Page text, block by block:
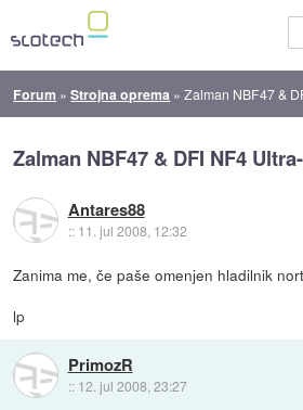
Forum »Strojna oprema »Zalman NBF47 &
Zalman NBF47 & DFI NF4
Antares88
:: 11. jul 2008, 12:32
Zanima me, če paše omenjen hladilnik
lp
PrimozR
:: 12. jul 2008, 23:27